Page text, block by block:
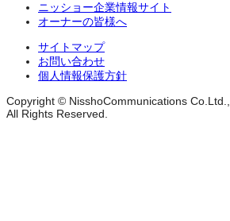
ニッショー企業情報サイト
オーナーの皆様へ
サイトマップ
お問い合わせ
個人情報保護方針
Copyright © NisshoCommunications Co.Ltd.,
All Rights Reserved.